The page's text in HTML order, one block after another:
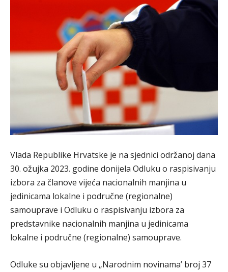
Vlada Republike Hrvatske je na sjednici održanoj dana
30. ožujka 2023. godine donijela Odluku o raspisivanju
izbora za članove vijeća nacionalnih manjina u
jedinicama lokalne i područne (regionalne)
samouprave i Odluku o raspisivanju izbora za
predstavnike nacionalnih manjina u jedinicama
lokalne i područne (regionalne) samouprave.
Odluke su objavljene u „Narodnim novinama’ broj 37